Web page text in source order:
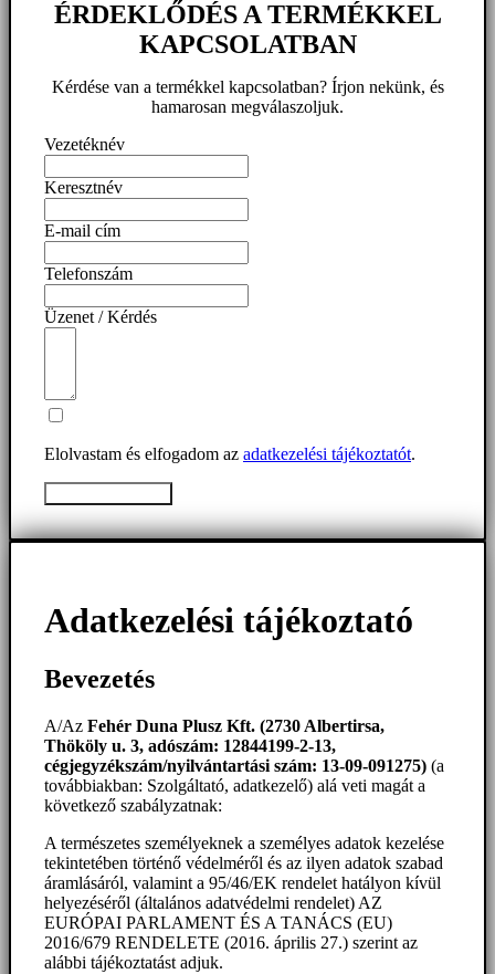
ÉRDEKLŐDÉS A TERMÉKKEL
KAPCSOLATBAN
Kérdése van a termékkel kapcsolatban? Írjon nekünk, és
hamarosan megválaszoljuk.
Vezetéknév
Keresztnév
E-mail cím
Telefonszám
Üzenet / Kérdés
Elolvastam és elfogadom az adatkezelési tájékoztatót.
Adatkezelési tájékoztató
Bevezetés
A/Az Fehér Duna Plusz Kft. (2730 Albertirsa,
Thököly u. 3, adószám: 12844199-2-13,
cégjegyzékszám/nyilvántartási szám: 13-09-091275) (a
továbbiakban: Szolgáltató, adatkezelő) alá veti magát a
következő szabályzatnak:
A természetes személyeknek a személyes adatok kezelése
tekintetében történő védelméről és az ilyen adatok szabad
áramlásáról, valamint a 95/46/EK rendelet hatályon kívül
helyezéséről (általános adatvédelmi rendelet) AZ
EURÓPAI PARLAMENT ÉS A TANÁCS (EU)
2016/679 RENDELETE (2016. április 27.) szerint az
alábbi tájékoztatást adjuk.